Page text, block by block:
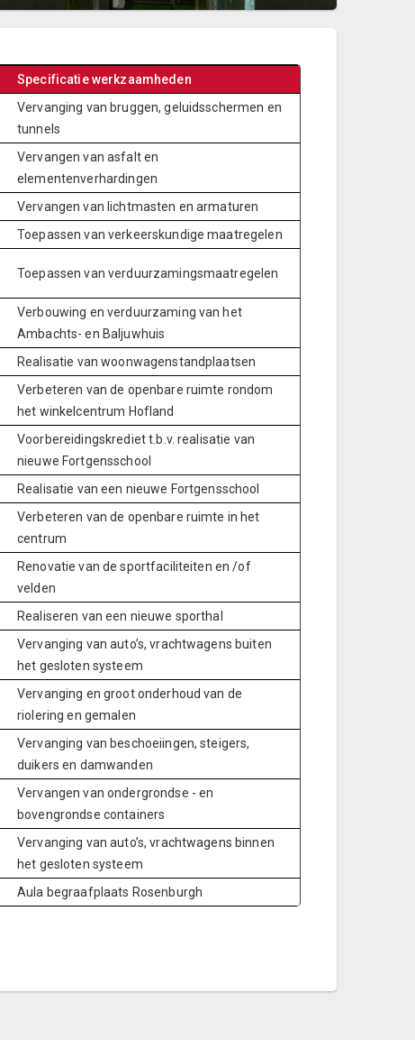
Specificatie werkzaamheden
Vervanging van bruggen, geluidsschermen en
tunnels
Vervangen van asfalt en
elementenverhardingen
Vervangen van lichtmasten en armaturen
Toepassen van verkeerskundige maatregelen
Toepassen van verduurzamingsmaatregelen
Verbouwing en verduurzaming van het
Ambachts- en Baljuwhuis
Realisatie van woonwagenstandplaatsen
Verbeteren van de openbare ruimte rondom
het winkelcentrum Hofland
Voorbereidingskrediet t.b.v. realisatie van
nieuwe Fortgensschool
Realisatie van een nieuwe Fortgensschool
Verbeteren van de openbare ruimte in het
centrum
Renovatie van de sportfaciliteiten en /of
velden
Realiseren van een nieuwe sporthal
Vervanging van auto’s, vrachtwagens buiten
het gesloten systeem
Vervanging en groot onderhoud van de
riolering en gemalen
Vervanging van beschoeiingen, steigers,
duikers en damwanden
Vervangen van ondergrondse - en
bovengrondse containers
Vervanging van auto’s, vrachtwagens binnen
het gesloten systeem
Aula begraafplaats Rosenburgh